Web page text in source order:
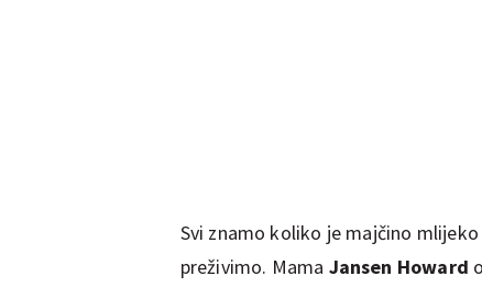
Svi znamo koliko je majčino
preživimo. Mama Jansen Howard